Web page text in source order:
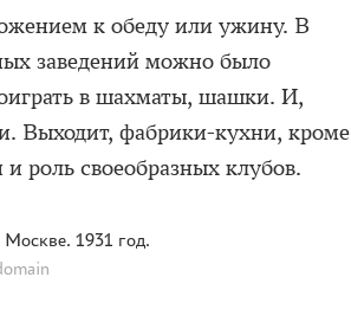
к обеду или ужину. В
заведений можно было
в шахматы, шашки. И,
Выходит, фабрики-кухни, кроме
роль своеобразных клубов.
1931 год.